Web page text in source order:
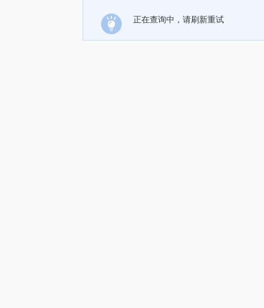
正在查询中，请刷新重试